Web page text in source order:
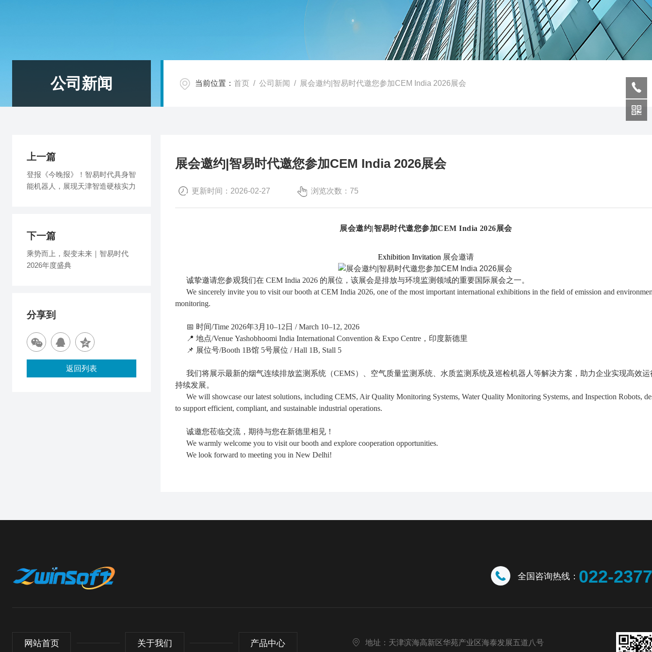
公司新闻 当前位置： 首页 / 公司新闻 / 展会邀约|智易时代邀您参加CEM India 2026展会
展会邀约|智易时代邀您参加CEM India 2026展会
更新时间：2026-02-27 浏览次数：75
展会邀约|智易时代邀您参加CEM India 2026展会
Exhibition Invitation 展会邀请
诚挚邀请您参观我们在 CEM India 2026 的展位，该展会是排放与环境监测领域的重要国际展会之一。
We sincerely invite you to visit our booth at CEM India 2026, one of the most important international exhibitions in the field of emission and
monitoring.
📅 时间/Time 2026年3月10–12日/ March 10–12, 2026
📍 地点/Venue Yashobhoomi India International Convention & Expo Centre，印度新德里
📌 展位号/Booth 1B馆 5号展位 / Hall 1B, Stall 5
我们将展示最新的烟气连续排放监测系统 （CEMS）、空气质量监测系统、水质监测系统及巡检机器人等解决方案，助力企业实现高效运
持续发展。
We will showcase our latest solutions, includingCEMS, Air Quality Monitoring Systems, Water Quality Monitoring Systems, and Inspection Robots,
to support efficient, compliant, and sustainable industrial operations.
诚邀您莅临交流，期待与您在新德里相见！
We warmly welcome you to visit our booth and explore cooperation opportunities.
We look forward to meeting you in New Delhi!
上一篇
登报《今晚报》！智易时代具身智
能机器人，展现天津智造硬核实力
下一篇
乘势而上，裂变未来｜智易时代
2026年度盛典
分享到
返回列表
全国咨询热线： 022-
网站首页 关于我们 产品中心 地址：天津滨海高新区华苑产业区海泰发展五道八号